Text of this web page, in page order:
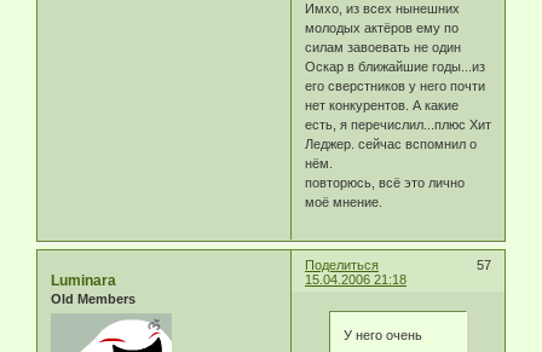
Имхо, из всех нынешних
молодых актёров ему по
силам завоевать не один
Оскар в ближайшие годы...из
его сверстников у него почти
нет конкурентов. А какие
есть, я перечислил...плюс Хит
Леджер. сейчас вспомнил о
нём.
повторюсь, всё это лично
моё мнение.
Поделиться
57
15.04.2006 21:18
Luminara
Old Members
У него очень